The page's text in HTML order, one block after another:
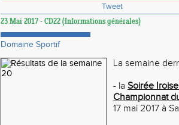
Tweet
23 Mai 2017 - CD22 (Informations générales)
Domaine Sportif
La semaine
- la Soirée
Championnat
17 mai 2017 à